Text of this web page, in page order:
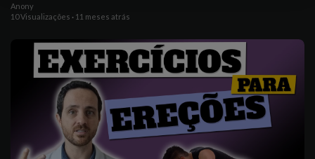
Anony
10 Visualizações · 11 meses atrás